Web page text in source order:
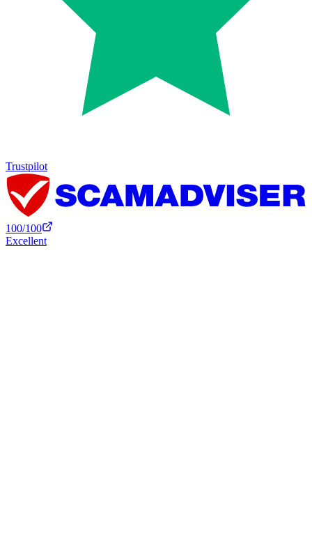
Trustpilot
100/100
Excellent